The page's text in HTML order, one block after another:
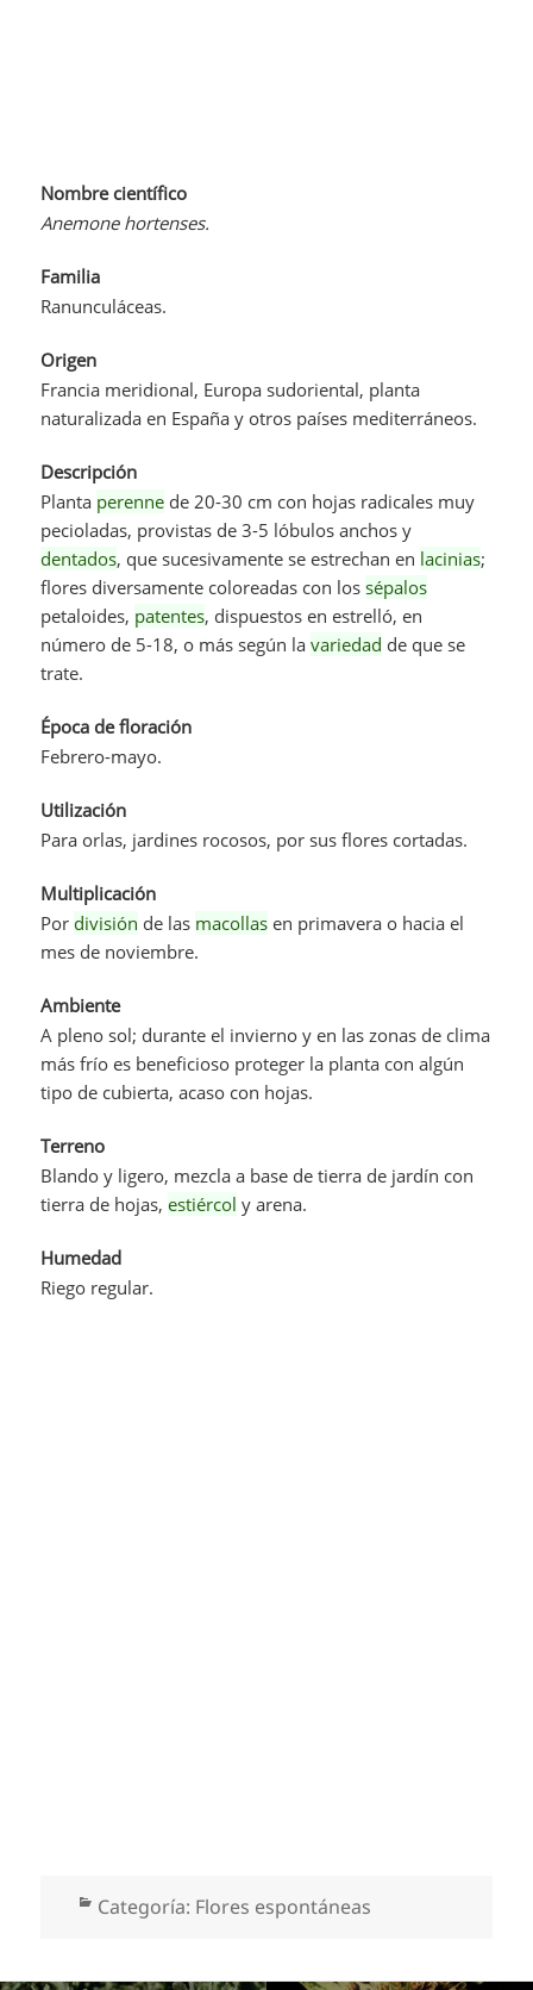
Nombre científico
Anemone hortenses.
Familia
Ranunculáceas.
Origen
Francia meridional, Europa sudoriental, planta
naturalizada en España y otros países mediterráneos.
Descripción
Planta perenne de 20-30 cm con hojas radicales muy
pecioladas, provistas de 3-5 lóbulos anchos y
dentados, que sucesivamente se estrechan en lacinias;
flores diversamente coloreadas con los sépalos
petaloides, patentes, dispuestos en estrelló, en
número de 5-18, o más según lavariedad de que se
trate.
Época de floración
Febrero-mayo.
Utilización
Para orlas, jardines rocosos, por sus flores cortadas.
Multiplicación
Por división de las macollas en primavera o hacia el
mes de noviembre.
Ambiente
A pleno sol; durante el invierno y en las zonas de clima
más frío es beneficioso proteger la planta con algún
tipo de cubierta, acaso con hojas.
Terreno
Blando y ligero, mezcla a base de tierra de jardín con
tierra de hojas,estiércol y arena.
Humedad
Riego regular.
Categorías
Categoría: Flores espontáneas